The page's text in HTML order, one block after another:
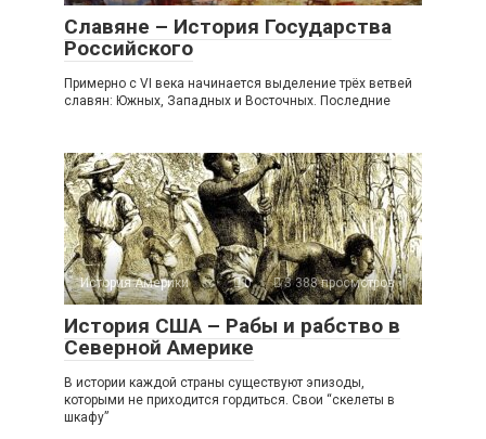
Славяне – История Государства
Российского
Примерно с VI века начинается выделение трёх ветвей
славян: Южных, Западных и Восточных. Последние
История Америки 0 3 388 просмотров
История США – Рабы и рабство в
Северной Америке
В истории каждой страны существуют эпизоды,
которыми не приходится гордиться. Свои “скелеты в
шкафу”